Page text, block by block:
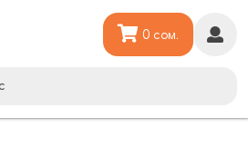
0 сом.